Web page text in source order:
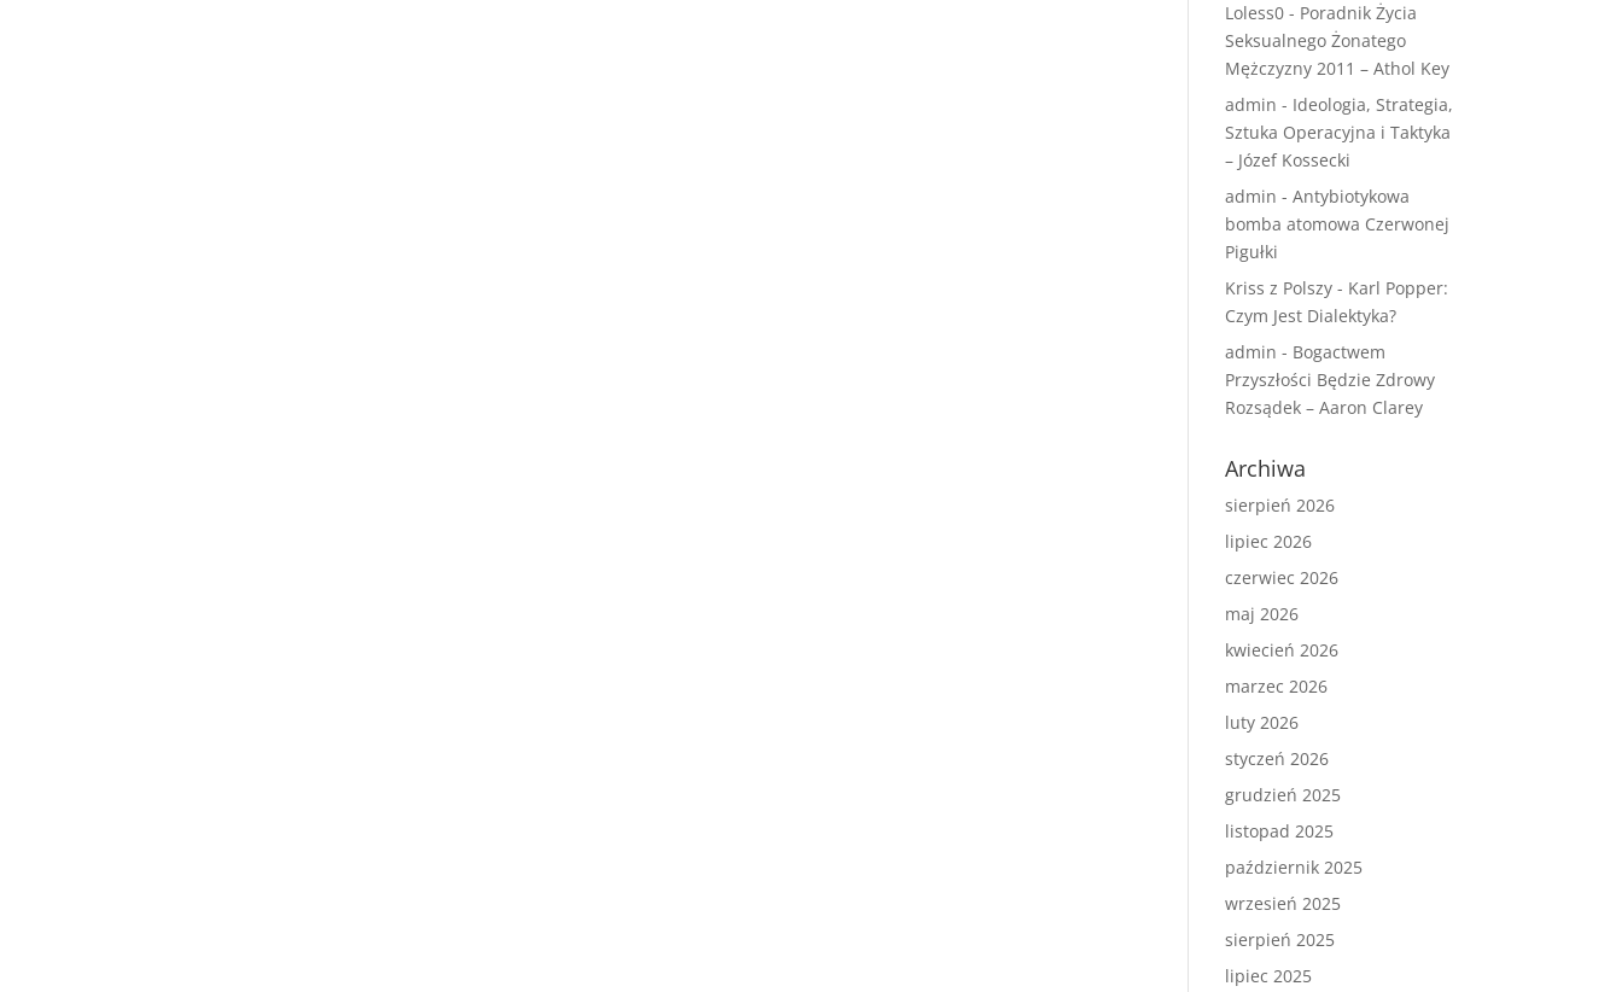
Loless0 - Poradnik Życia
Seksualnego Żonatego
Mężczyzny 2011 – Athol Key
admin - Ideologia, Strategia,
Sztuka Operacyjna i Taktyka
– Józef Kossecki
admin -Antybiotykowa
bomba atomowa Czerwonej
Pigułki
Kriss z Polszy - Karl Popper:
Czym Jest Dialektyka?
admin - Bogactwem
Przyszłości Będzie Zdrowy
Rozsądek – Aaron Clarey
Archiwa
sierpień 2026
lipiec 2026
czerwiec 2026
maj 2026
kwiecień 2026
marzec 2026
luty 2026
styczeń 2026
grudzień 2025
listopad 2025
październik 2025
wrzesień 2025
sierpień 2025
lipiec 2025